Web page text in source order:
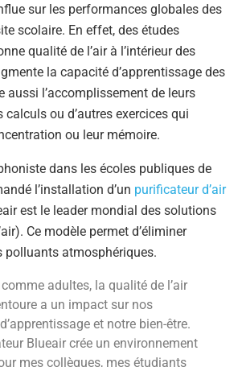
sur les performances globales des
scolaire. En effet, des études
qualité de l’air à l’intérieur des
la capacité d’apprentissage des
aussi l’accomplissement de leurs
calculs ou d’autres exercices qui
ou leur mémoire.
dans les écoles publiques de
l’installation d’un purificateur d’air
est le leader mondial des solutions
Ce modèle permet d’éliminer
polluants atmosphériques.
adultes, la qualité de l’air
a un impact sur nos
et notre bien-être.
Blueair crée un environnement
mes collègues, mes étudiants